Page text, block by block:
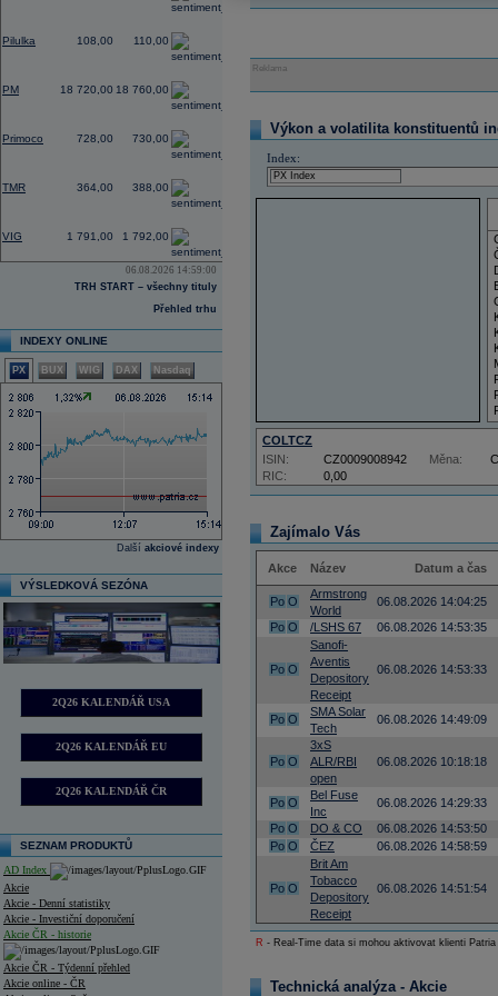
Pilulka 108,00 110,00
PM 18 720,00 18 760,00
Primoco 728,00 730,00
0,00
TMR 364,00 388,00
VIG 1 791,00 1 792,00
06.08.2026 14:59:00
TRH START – všechny tituly
Přehled trhu
INDEXY ONLINE
PX BUX WIG DAX Nasdaq
Další akciové indexy
VÝSLEDKOVÁ SEZÓNA
2Q26 KALENDÁŘ USA
2Q26 KALENDÁŘ EU
2Q26 KALENDÁŘ ČR
SEZNAM PRODUKTŮ
AD Index
Akcie
Akcie - Denní statistiky
Akcie - Investiční doporučení
Akcie ČR - historie
Akcie ČR - Týdenní přehled
Akcie online - ČR
Reklama
Výkon a volatilita konstituentů
Index:
COLTCZ
RIC: 0,00
ISIN: CZ0009008942 Měna:
Zajímalo Vás
Akce Název Datum a čas
Po O
Armstrong
World
06.08.2026 14:04:25
Po O /LSHS 67 06.08.2026 14:53:35
Po O
Sanofi-
Aventis
Depository
Receipt
06.08.2026 14:53:33
Po O
SMA Solar
Tech
06.08.2026 14:49:09
Po O
3xS
ALR/RBI
open
06.08.2026 10:18:18
Po O
Bel Fuse
Inc
06.08.2026 14:29:33
Po O DO & CO
06.08.2026 14:53:50
Po O ČEZ 06.08.2026 14:58:59
Po O
Brit Am
Tobacco
Depository
Receipt
06.08.2026 14:51:54
R - Real-Time data si mohou aktivovat klienti
Technická analýza - Akcie